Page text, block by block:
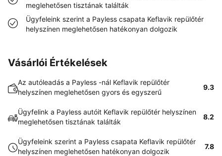
meglehetősen tisztának találták
Ügyfeleink szerint a Payless csapata Keflavik repülőtér
helyszínen meglehetősen hatékonyan dolgozik
Vásárlói Értékelések
Az autóleadás a Payless -nál Keflavik repülőtér
helyszínen meglehetősen gyors és egyszerű
9.3
Ügyfelink a Payless autóit Keflavik repülőtér helyszínen
meglehetősen tisztának találták
8.2
Ügyfeleink szerint a Payless csapata Keflavik repülőtér
helyszínen meglehetősen hatékonyan dolgozik
7.8